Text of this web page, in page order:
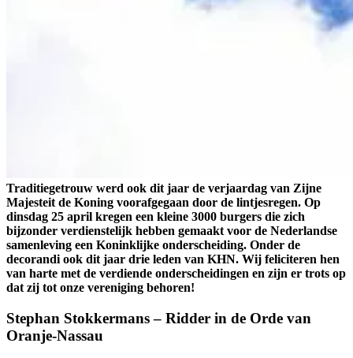
Traditiegetrouw werd ook dit jaar de verjaardag van Zijne
Majesteit de Koning voorafgegaan door de lintjesregen. Op
dinsdag 25 april kregen een kleine 3000 burgers die zich
bijzonder verdienstelijk hebben gemaakt voor de Nederlandse
samenleving een Koninklijke onderscheiding. Onder de
decorandi ook dit jaar drie leden van KHN. Wij feliciteren hen
van harte met de verdiende onderscheidingen en zijn er trots op
dat zij tot onze vereniging behoren!
Stephan Stokkermans – Ridder in de Orde van
Oranje-Nassau